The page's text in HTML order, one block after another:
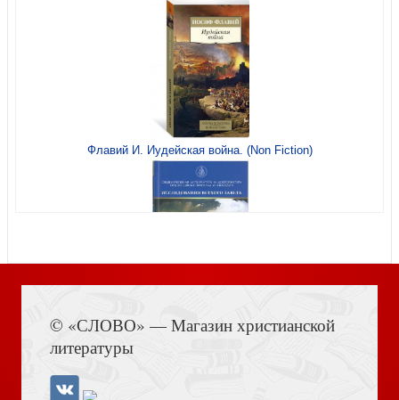
Акафист Пресвятой Богородице в честь иконы Ее
«Почаевская» (Благовест)
Великий покаянный канон прп. Андрея Критского.
Мариино стояние. Житие прп.Марии Египетской
Флавий И. Иудейская война. (Non Fiction)
© «СЛОВО» — Магазин христианской
литературы